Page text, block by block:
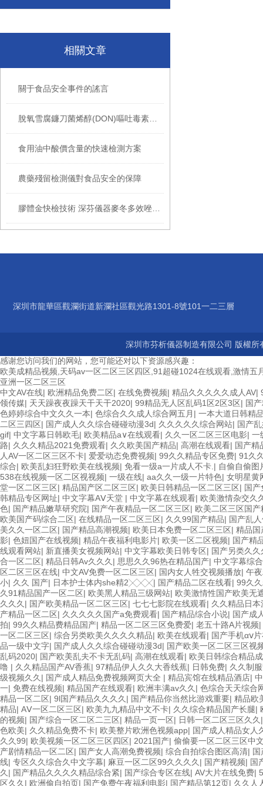
相關文章
關于食品安全事件的謠言
食用油中酸價含量的快速檢測方案
農藥殘留檢測儀對食品安全的保障
深圳市龍華區觀瀾街道新瀾社區觀光路1301-8號101一二三層
深圳市芬析儀器制造有限公司 版權
感谢您访问我们的网站，您可能还对以下资源感兴趣：
欧美成精品视频,天码av一区二区三区四区,91超碰1024在线观看,激情
亚洲一区二区三区
中文AV在线| 欧洲精品免费二区| 在线免费视频| 精品久久久久久成人AV|
领传媒| 天天躁夜夜躁天干天干2020| 99精品无人区乱码1区2区3区| 国
色婷婷综合中文久久一本| 色综合久久成人综合网五月 | 一本大道日韩精
二区三四区| 国产成人久久综合碰碰动漫3d| 久久久久久综合网站| 国产
gif| 中文字幕日韩欧毛| 欧美精品a∨在线观看| 久久一区二区三区电影| 一
路| 久久久精品2021免费观看| 久久欧美国产精品| 高潮在线观看| 国产精
人AV一区二区三区不卡| 爱爱动态免费视频| 99久久精品专区免费| 91久
综合| 欧美乱妇狂野欧美在线视频| 免看一级a一片成人不卡. | 自偷自偷图
538在线视频一区二区视视频| 一级在线| aa久久一级一片特色| 女明星黄
堂一区二区三区| 精品国产区二区三区| 欧美日韩精品一区二区三区| 国
韩精品专区网址| 中文字幕AⅤ天堂 | 中文字幕在线观看| 欧美激情杂交久
色| 国产精品嫩草研究院| 国产午夜精品一区二区三区| 欧美二区三区国产
欧美国产码综合二区| 在线精品一区二区三区| 久久99国产精品| 国产乱
美久久一区二区| 国产精品高潮视频| 欧美日本免费一区二区三区| 精品国
影| 色妞国产在线视频| 精品午夜福利电影片| 欧美一区二区视频| 国产精
线观看网站| 新直播美女视频网站| 中文字幕欧美日韩专区| 国产另类久
合一区二区| 精品日韩Av久久久 | 思思久久96热在精品国产| 中文字幕综
区二区三区在线| 中文AV免费一区二区三区| 国内女人牲交视频播放| 午
小| 久久 国产| 日本护士体内she精2╳╳╳| 国产精品二区在线看| 99久
久91精品国产一区二区| 欧美黑人精品三级网站| 欧美激情性国产欧美无
久久久 | 国产欧美精品一区二区三区| 七七七影院在线观看| 久久精品日
产精品一区二区| 久久久久久国产a免费观看| 国产精品综合小说| 国产成
拍| 99久久精品费精品国产| 精品一区二区三区免费爱| 老五十路A片视频|
一区二区三区| 综合另类欧美久久久久精品| 欧美在线观看| 国产手机αⅴ
品一级中文字| 国产成人久久综合碰碰动漫3d| 国产欧美一区二区三区视
乱码2020| 国产欧美乱夫不卡无乱码| 高潮在线观看| 欧美日韩综合精品
噜 | 久久精品国产AV香蕉| 97精品伊人久久大香线蕉| 日韩免费| 久久制
级视频久久 | 国产成人精品免费视频网页大全 | 精品宾馆在线精品酒店|
一| 免费在线视频| 精品国产在线观看| 欧洲丰满av久久 | 色综合天天综合
精品一区二区| 9l国产精品久久久久 | 国产精品你当然比游戏重要| 精品欧
精品| AⅤ一区二区三区| 欧美九九精品中文不卡| 久久综合精品国产长腿|
的视频| 国产综合一区二区二三区| 精品一页一区| 日韩一区二区三区久久
色欧美| 久久精品免费不卡| 欧美整片欧洲色视频app| 国产成人精品女人
久久99| 欧美视频一区二区三区四区| 2021国产| 偷偷要一区二区三区中
产剧情精品一区二区| 国产女人高潮免费视频| 综合自拍综合图区高清|
线| 专区久久综合久中文字幕| 麻豆一区二区99久久久久 | 国产精视频| 国
久 | 国产精品久久久久精品综合紧| 国产综合专区在线| AV大片在线免费|
区久久 | 欧洲偷自拍页| 国产免费午夜福利电影| 国产精品第12页| 久久人